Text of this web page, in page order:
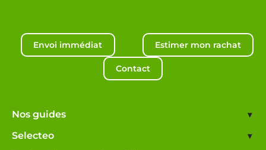
Envoi immédiat Estimer mon rachat
Contact
Nos guides ▾
Selecteo ▾